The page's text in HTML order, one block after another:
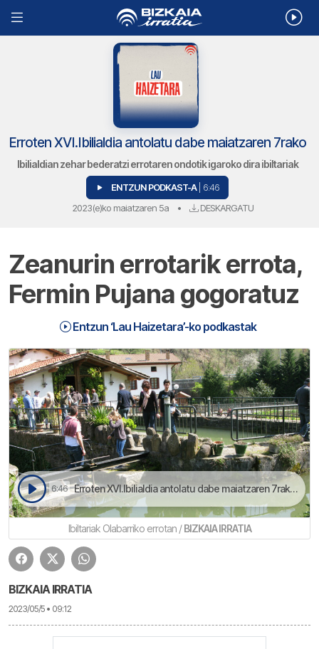
Erroten XVI.Ibilialdia antolatu dabe maiatzaren 7rako
Ibilialdian zehar bederatzi errotaren ondotik igaroko dira ibiltariak
ENTZUN PODKAST-A | 6:46
2023(e)ko maiatzaren 5a • DESKARGATU
Zeanurin errotarik errota,
Fermin Pujana gogoratuz
Entzun ‘Lau Haizetara’-ko podkastak
6:46 Erroten XVI.Ibilialdia antolatu dabe maiatzaren 7rako | Lau Haizetara
Ibiltariak Olabarriko errotan /BIZKAIA IRRATIA
BIZKAIA IRRATIA
2023/05/5 • 09:12